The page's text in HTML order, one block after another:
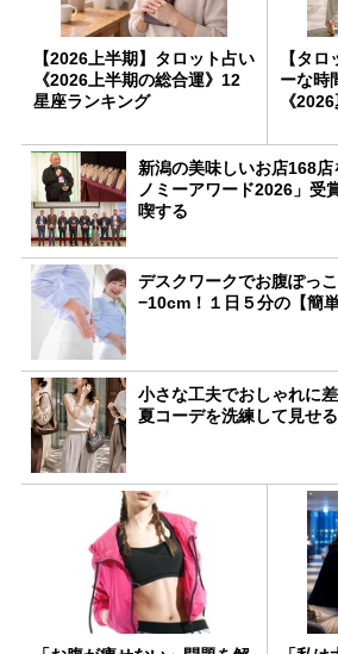
【2026上半期】タロット占い
《2026上半期の総合運》12
星座ランキング
【タ
ーな時
《
新潟の美味しいお店168
ノミーアワード2026」受
喫する
デスクワークでお腹ぽっ
−10cm！１日５分の【簡
小さな工夫でおしゃれに
夏コーデを洗練して見せ